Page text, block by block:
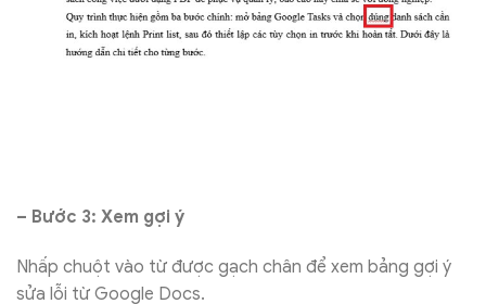
– Bước 3: Xem gợi ý
Nhấp chuột vào từ được gạch chân để xem bảng gợi ý
sửa lỗi từ Google Docs.